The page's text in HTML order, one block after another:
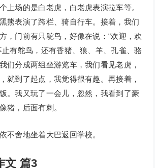
上场的是白老虎，白老虎表演拉车等。
熊表演了跨栏、骑自行车。接着，我们
，门前有只鸵鸟，好像在说：“欢迎，欢
止有鸵鸟，还有香猪、狼、羊、孔雀、骆
们分成两组坐游览车，我们看见老虎，
就到了起点，我觉得很有趣。再接着，
。我又玩了一会儿，忽然，我看到了豪
猪，后面有刺。
舍地坐着大巴返回学校。
文 篇3